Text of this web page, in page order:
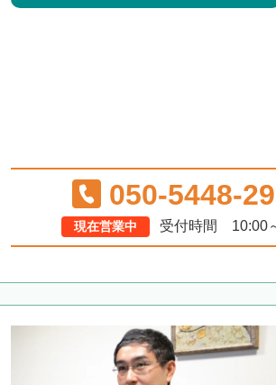
050-5448-
現在営業中 受付時間 10:00